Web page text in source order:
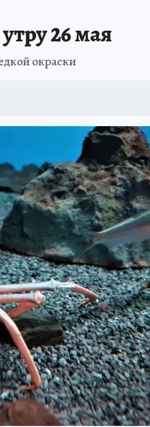
УЧИТЕЛЬ – 2024 ИСПЫТАНО НА СЕБЕ
26 мая
окраски